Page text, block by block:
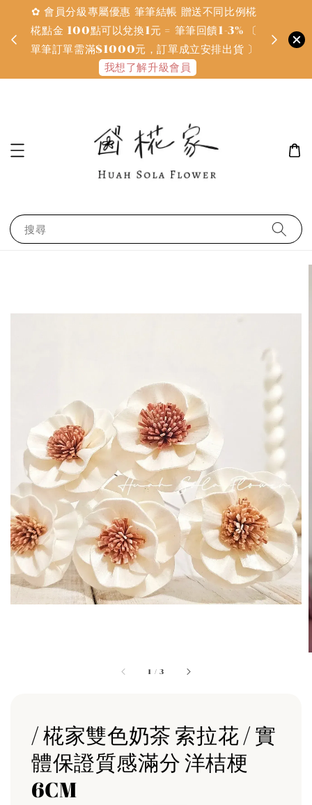
✿ 會員分級專屬優惠 筆筆結帳 贈送不同比例椛
椛點金 100點可以兌換1元 = 筆筆回饋1-3% 〔
單筆訂單需滿$1000元，訂單成立安排出貨 〕
我想了解升級會員
搜尋
1 /3
/ 椛家雙色奶茶 索拉花 / 實
體保證質感滿分 洋桔梗
6CM